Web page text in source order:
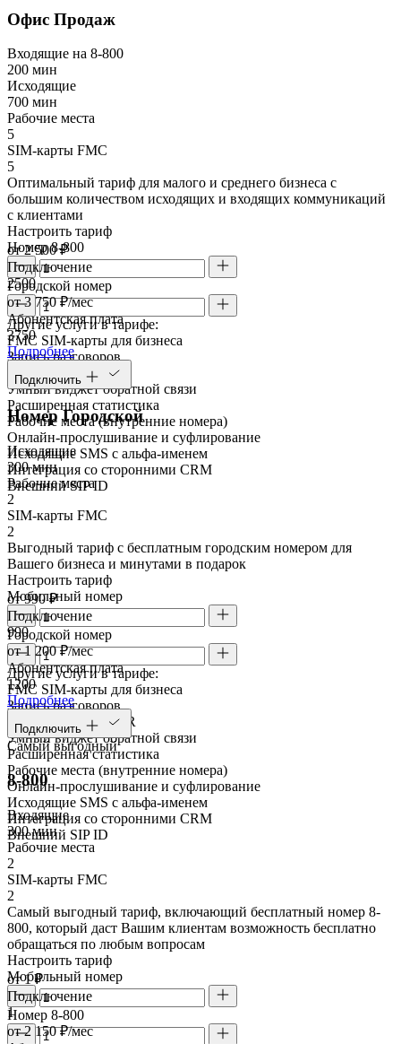
Офис Продаж
Входящие на 8-800
200 мин
Исходящие
700 мин
Рабочие места
5
SIM-карты FMC
5
Оптимальный тариф для малого и среднего бизнеса с
большим количеством исходящих и входящих коммуникаций
с клиентами
Настроить тариф
Номер 8-800
Городской номер
Другие услуги в тарифе:
FMC SIM-карты для бизнеса
Запись разговоров
Речевая аналитика
Умный виджет обратной связи
Расширенная статистика
Рабочие места (внутренние номера)
Онлайн-прослушивание и суфлирование
Исходящие SMS с альфа-именем
Интеграция со сторонними CRM
Внешний SIP ID
от 2 500 ₽
Подключение
2500
от 3 750 ₽/мес
Абонентская плата
3750
Подробнее
Подключить
Номер Городской
Исходящие
300 мин
Рабочие места
2
SIM-карты FMC
2
Выгодный тариф с бесплатным городским номером для
Вашего бизнеса и минутами в подарок
Настроить тариф
Мобильный номер
Городской номер
Другие услуги в тарифе:
FMC SIM-карты для бизнеса
Запись разговоров
Голосовое меню IVR
Умный виджет обратной связи
Расширенная статистика
Рабочие места (внутренние номера)
Онлайн-прослушивание и суфлирование
Исходящие SMS с альфа-именем
Интеграция со сторонними CRM
Внешний SIP ID
от 990 ₽
Подключение
990
от 1 200 ₽/мес
Абонентская плата
1200
Подробнее
Подключить
Самый выгодный
8-800
Входящие
300 мин
Рабочие места
2
SIM-карты FMC
2
Самый выгодный тариф, включающий бесплатный номер 8-
800, который даст Вашим клиентам возможность бесплатно
обращаться по любым вопросам
Настроить тариф
Мобильный номер
Номер 8-800
от 1 ₽
Подключение
1
от 2 150 ₽/мес